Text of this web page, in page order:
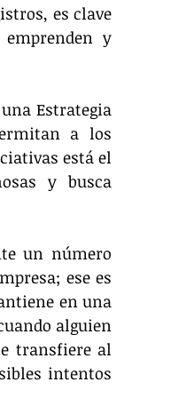
es clave
y
Estrategia
a los
está el
y busca
un número
ese es
en una
alguien
transfiere al
intentos